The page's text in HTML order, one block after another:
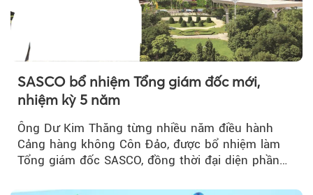
SASCO bổ nhiệm Tổng giám đốc mới,
nhiệm kỳ 5 năm
Ông Dư Kim Thăng từng nhiều năm điều hành
Cảng hàng không Côn Đảo, được bổ nhiệm làm
Tổng giám đốc SASCO, đồng thời đại diện phần